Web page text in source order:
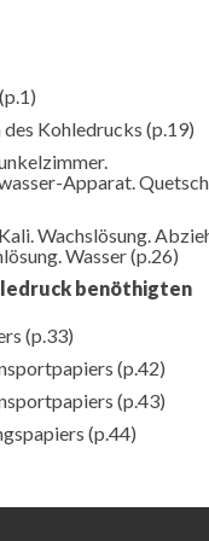
(p.1)
Kohledrucks (p.19)
Apparat.
Wachslösung.
Wasser(p.26)
benöthigten
(p.33)
(p.42)
(p.43)
(p.44)